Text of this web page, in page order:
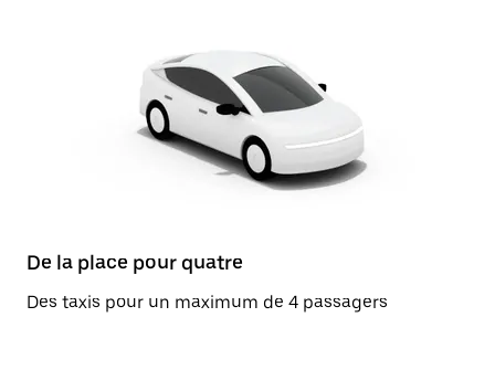
De la place pour quatre
Des taxis pour un maximum de 4 passagers